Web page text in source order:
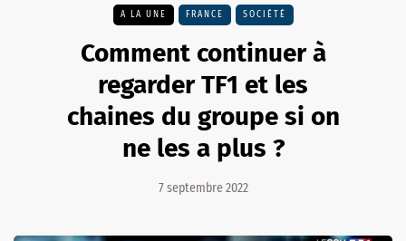
A LA UNE FRANCE SOCIÉTÉ
Comment continuer à
regarder TF1 et les
chaines du groupe si on
ne les a plus ?
7 septembre 2022